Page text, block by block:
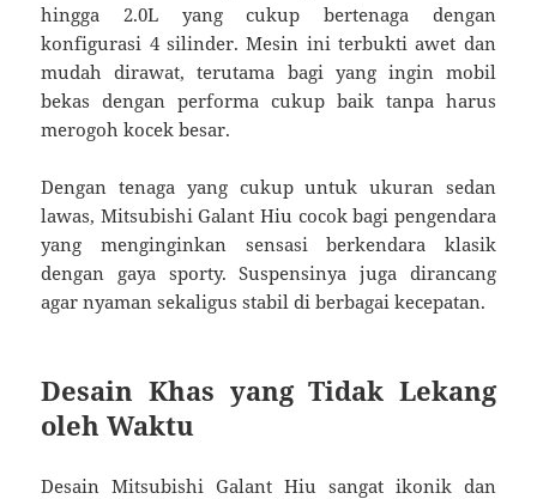
hingga 2.0L yang cukup bertenaga dengan
konfigurasi 4 silinder. Mesin ini terbukti awet dan
mudah dirawat, terutama bagi yang ingin mobil
bekas dengan performa cukup baik tanpa harus
merogoh kocek besar.
Dengan tenaga yang cukup untuk ukuran sedan
lawas, Mitsubishi Galant Hiu cocok bagi pengendara
yang menginginkan sensasi berkendara klasik
dengan gaya sporty. Suspensinya juga dirancang
agar nyaman sekaligus stabil di berbagai kecepatan.
Desain Khas yang Tidak Lekang
oleh Waktu
Desain Mitsubishi Galant Hiu sangat ikonik dan